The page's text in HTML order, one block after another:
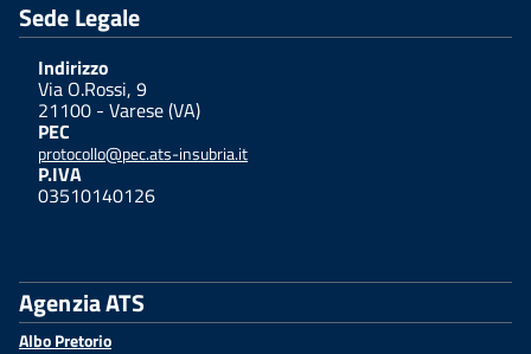
Sede Legale
Indirizzo
Via O.Rossi, 9
21100 - Varese (VA)
PEC
protocollo@pec.ats-insubria.it
P.IVA
03510140126
Agenzia ATS
Albo Pretorio